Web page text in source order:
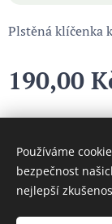
Plstěná klíčenka
190,00
Používáme
bezpečnost
nejlepší